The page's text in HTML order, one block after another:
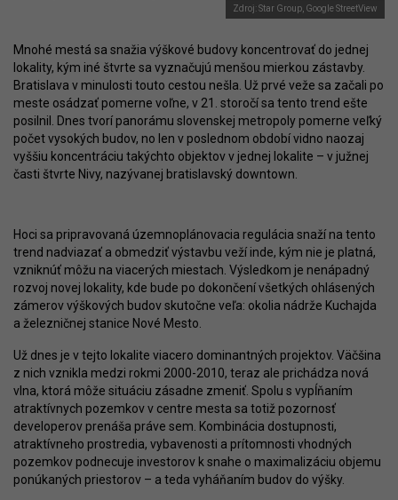
Zdroj: Star Group, Google StreetView
Mnohé mestá sa snažia výškové budovy koncentrovať do jednej
lokality, kým iné štvrte sa vyznačujú menšou mierkou zástavby.
Bratislava v minulosti touto cestou nešla. Už prvé veže sa začali po
meste osádzať pomerne voľne, v 21. storočí sa tento trend ešte
posilnil. Dnes tvorí panorámu slovenskej metropoly pomerne veľký
počet vysokých budov, no len v poslednom období vidno naozaj
vyššiu koncentráciu takýchto objektov v jednej lokalite – v južnej
časti štvrte Nivy, nazývanej bratislavský downtown.
Hoci sa pripravovaná územnoplánovacia regulácia snaží na tento
trend nadviazať a obmedziť výstavbu veží inde, kým nie je platná,
vzniknúť môžu na viacerých miestach. Výsledkom je nenápadný
rozvoj novej lokality, kde bude po dokončení všetkých ohlásených
zámerov výškových budov skutočne veľa: okolia nádrže Kuchajda
a železničnej stanice Nové Mesto.
Už dnes je v tejto lokalite viacero dominantných projektov. Väčšina
z nich vznikla medzi rokmi 2000-2010, teraz ale prichádza nová
vlna, ktorá môže situáciu zásadne zmeniť. Spolu s vypĺňaním
atraktívnych pozemkov v centre mesta sa totiž pozornosť
developerov prenáša práve sem. Kombinácia dostupnosti,
atraktívneho prostredia, vybavenosti a prítomnosti vhodných
pozemkov podnecuje investorov k snahe o maximalizáciu objemu
ponúkaných priestorov – a teda vyháňaním budov do výšky.